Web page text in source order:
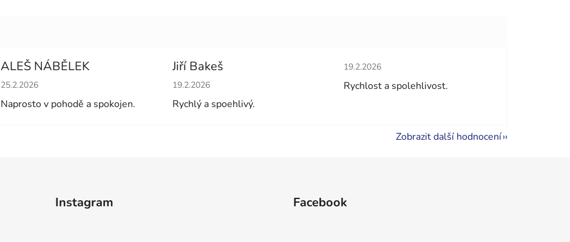
ALEŠ NÁBĚLEK
Hodnocení obchodu je 5 z 5 hvězdiček.
25.2.2026
Naprosto v pohodě a spokojen.
Jiří Bakeš
Hodnocení obchodu je 5 z 5 hvězdiček.
19.2.2026
Rychlý a spoehlivý.
Hodnocení obchodu je 5 z 5 hvězdiček.
19.2.2026
Rychlost a spolehlivost.
Zobrazit další hodnocení
Instagram Facebook